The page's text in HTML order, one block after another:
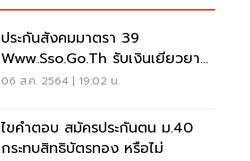
ประกันสังคมมาตรา 39
Www.sso.go.th รับเงินเยียวยา
5000 วันไหนเช็คด่วน
06 ส.ค. 2564 | 19:02 น.
ไขคำตอบ สมัครประกันตน ม.40
กระทบสิทธิบัตรทอง หรือไม่